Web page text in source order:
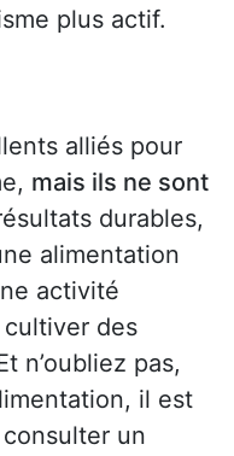
plus actif.
alliés pour
mais ils ne sont
durables,
alimentation
activité
des
n’oubliez pas,
il est
un